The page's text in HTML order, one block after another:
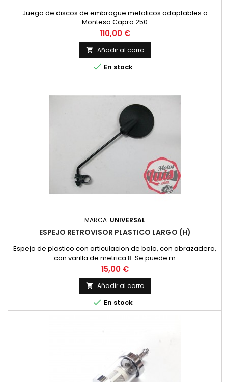
Juego de discos de embrague metalicos adaptables a
Montesa Capra 250
Precio
110,00 €
 Añadir al carro
 En stock
MARCA: UNIVERSAL
ESPEJO RETROVISOR PLASTICO LARGO (H)
Espejo de plastico con articulacion de bola, con abrazadera,
con varilla de metrica 8. Se puede m
Precio
15,00 €
 Añadir al carro
 En stock